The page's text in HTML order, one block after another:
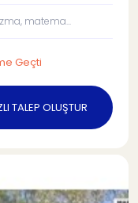
matema...
Geçti
TALEP OLUŞTUR